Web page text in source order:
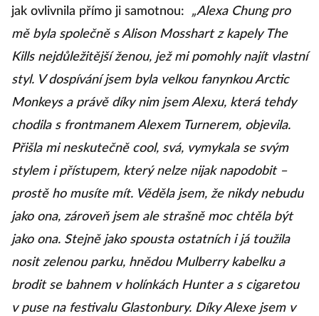
jak ovlivnila přímo ji samotnou:
„Alexa Chung pro
mě byla společně s Alison Mosshart z kapely The
Kills nejdůležitější ženou, jež mi pomohly najít vlastní
styl. V dospívání jsem byla velkou fanynkou Arctic
Monkeys a právě díky nim jsem Alexu, která tehdy
chodila s frontmanem Alexem Turnerem, objevila.
Přišla mi neskutečně cool, svá, vymykala se svým
stylem i přístupem, který nelze nijak napodobit –
prostě ho musíte mít. Věděla jsem, že nikdy nebudu
jako ona, zároveň jsem ale strašně moc chtěla být
jako ona. Stejně jako spousta ostatních i já toužila
nosit zelenou parku, hnědou Mulberry kabelku a
brodit se bahnem v holínkách Hunter a s cigaretou
v puse na festivalu Glastonbury. Díky Alexe jsem v